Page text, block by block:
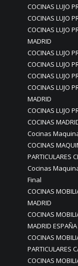
COCINAS LUJO
COCINAS LUJO
COCINAS LUJO
MADRID
COCINAS LUJO
COCINAS LUJO
COCINAS LUJO
COCINAS LUJO
MADRID
COCINAS LUJO
COCINAS
Cocinas
COCINAS
PARTICULARES
Cocinas
Final
COCINAS
MADRID
COCINAS
MADRID ESPAÑA
COCINAS
PARTICULARES
COCINAS